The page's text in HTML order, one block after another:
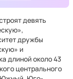
девять
дружбы
и
длиной около 43
центрального